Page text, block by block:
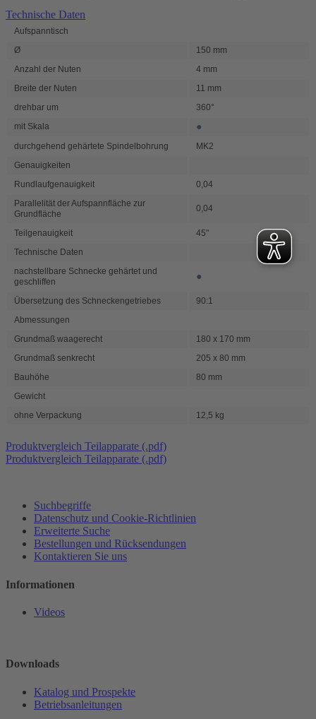
Technische Daten
Aufspanntisch
Ø
150 mm
Anzahl der Nuten
4 mm
Breite der Nuten
11 mm
drehbar um
360°
mit Skala
●
durchgehend gehärtete Spindelbohrung
MK2
Genauigkeiten
Rundlaufgenauigkeit
0,04
Parallelität der Aufspannfläche zur
Grundfläche
0,04
Teilgenauigkeit
45"
Technische Daten
nachstellbare Schnecke gehärtet und
geschliffen
●
Übersetzung des Schneckengetriebes
90:1
Abmessungen
Grundmaß waagerecht
180 x 170 mm
Grundmaß senkrecht
205 x 80 mm
Bauhöhe
80 mm
Gewicht
ohne Verpackung
12,5 kg
Produktvergleich Teilapparate (.pdf)
Produktvergleich Teilapparate (.pdf)
Suchbegriffe
Datenschutz und Cookie-Richtlinien
Erweiterte Suche
Bestellungen und Rücksendungen
Kontaktieren Sie uns
Informationen
Videos
Downloads
Katalog und Prospekte
Betriebsanleitungen